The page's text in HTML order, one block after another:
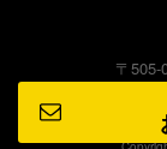
〒